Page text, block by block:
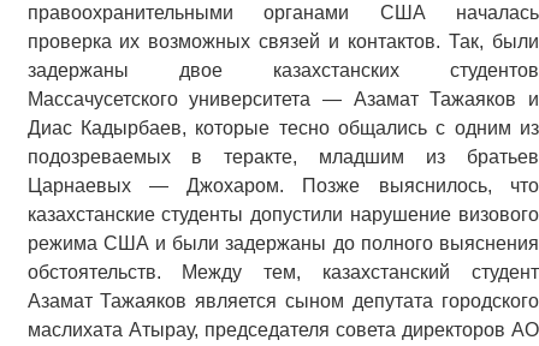
правоохранительными органами США началась
проверка их возможных связей и контактов. Так, были
задержаны двое казахстанских студентов
Массачусетского университета — Азамат Тажаяков и
Диас Кадырбаев, которые тесно общались с одним из
подозреваемых в теракте, младшим из братьев
Царнаевых — Джохаром. Позже выяснилось, что
казахстанские студенты допустили нарушение визового
режима США и были задержаны до полного выяснения
обстоятельств. Между тем, казахстанский студент
Азамат Тажаяков является сыном депутата городского
маслихата Атырау, председателя совета директоров АО